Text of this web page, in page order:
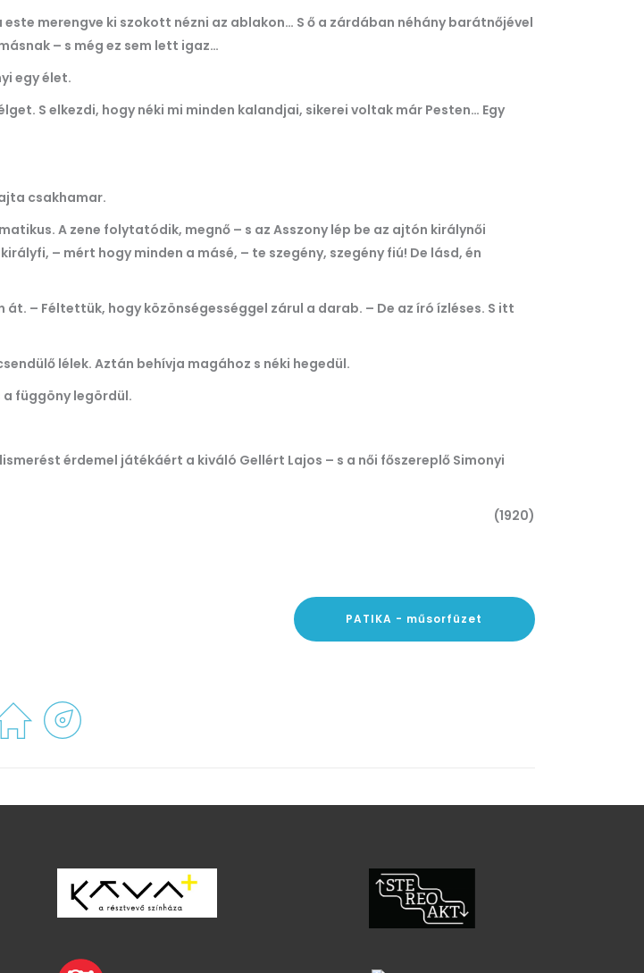
este merengve ki szokott nézni az ablakon… S ő a zárdában néhány barátnőjével
– s még ez sem lett igaz…
egy élet.
S elkezdi, hogy néki mi minden kalandjai, sikerei voltak már Pesten… Egy
csakhamar.
A zene folytatódik, megnő – s az Asszony lép be az ajtón királynői
– mért hogy minden a másé, – te szegény, szegény fiú! De lásd, én
– Féltettük, hogy közönségességgel zárul a darab. – De az író ízléses. S itt
lélek. Aztán behívja magához s néki hegedül.
a függöny legördül.
érdemel játékáért a kiváló Gellért Lajos – s a női főszereplő Simonyi
(1920)
PATIKA - műsorfüzet